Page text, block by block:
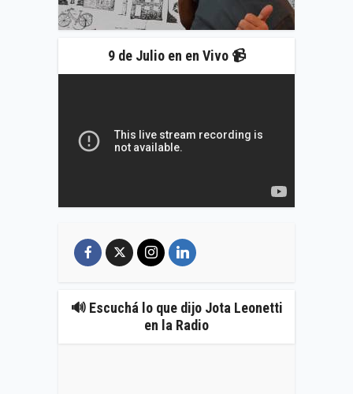
9 de Julio en en Vivo 📹
🔊 Escuchá lo que dijo Jota Leonetti
en la Radio